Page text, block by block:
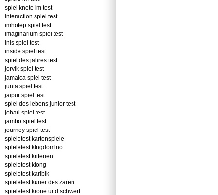
spiel knete im test
interaction spiel test
imhotep spiel test
imaginarium spiel test
inis spiel test
inside spiel test
spiel des jahres test
jorvik spiel test
jamaica spiel test
junta spiel test
jaipur spiel test
spiel des lebens junior test
johari spiel test
jambo spiel test
journey spiel test
spieletest kartenspiele
spieletest kingdomino
spieletest kriterien
spieletest klong
spieletest karibik
spieletest kurier des zaren
spieletest krone und schwert